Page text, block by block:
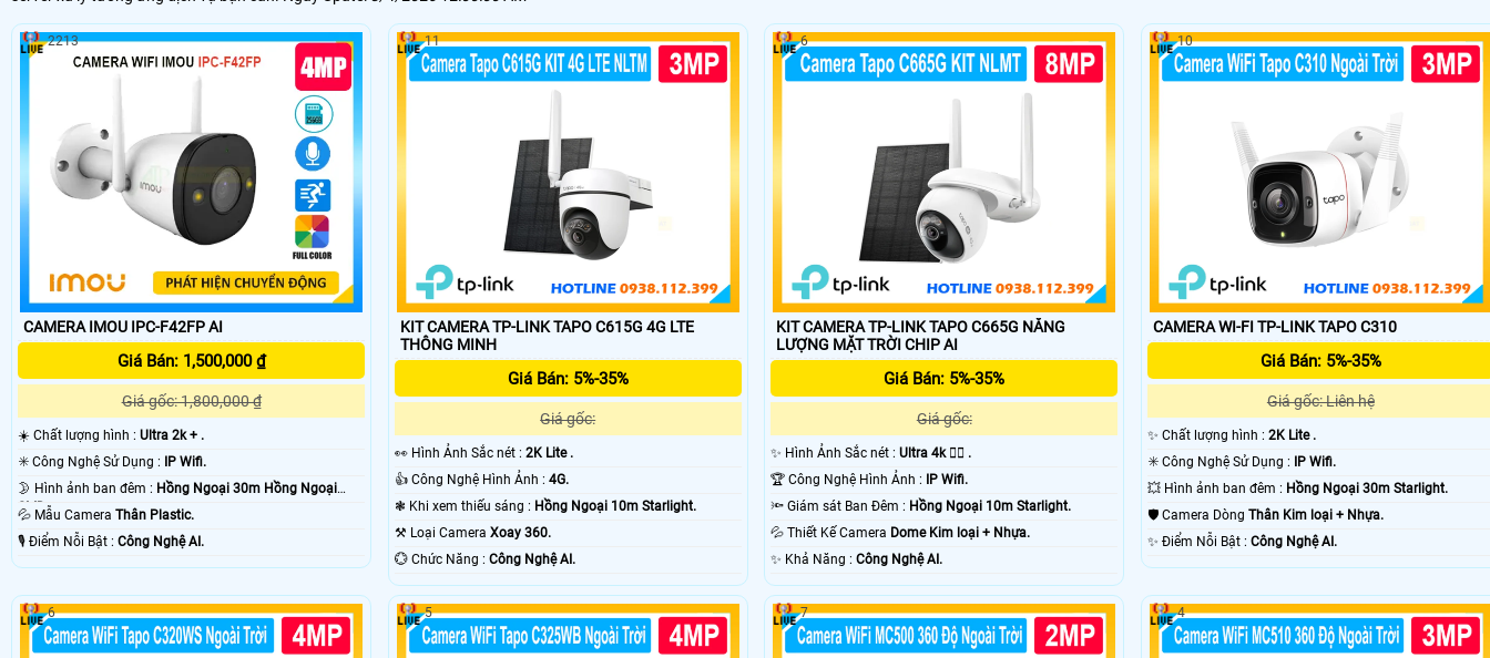
'
CAMERA IMOU IPC-F42FP AI
Giá Bán: 1,500,000 ₫
Giá gốc: 1,800,000 ₫
☀️ Chất lượng hình : Ultra 2k + .
✳️ Công Nghệ Sử Dụng : IP Wifi.
🌛 Hình ảnh ban đêm : Hồng Ngoại 30m Hồng Ngoại
SMD.💦 Mẫu Camera Thân Plastic.
️🎙 Điểm Nỗi Bật : Công Nghệ AI.
2213
KIT CAMERA TP-LINK TAPO C615G 4G LTE
THÔNG MINH
Giá Bán: 5%-35%
Giá gốc:
️👀 Hình Ảnh Sắc nét : 2K Lite .
👍 Công Nghệ Hình Ảnh : 4G.
❃ Khi xem thiếu sáng : Hồng Ngoại 10m Starlight.
⚒ Loại Camera Xoay 360.
️💮 Chức Năng : Công Nghệ AI.
11
KIT CAMERA TP-LINK TAPO C665G NĂNG
LƯỢNG MẶT TRỜI CHIP AI
Giá Bán: 5%-35%
Giá gốc:
✨ Hình Ảnh Sắc nét :Ultra 4k 👍🏾 .
🏆 Công Nghệ Hình Ảnh : IP Wifi.
🔦 Giám sát Ban Đêm : Hồng Ngoại 10m Starlight.
💦 Thiết Kế Camera Dome Kim loại + Nhựa.
️✨ Khả Năng :Công Nghệ AI.
6
CAMERA WI-FI TP-LINK TAPO C310
Giá Bán: 5%-35%
Giá gốc: Liên hệ
✨ Chất lượng hình : 2K Lite .
✳️ Công Nghệ Sử Dụng : IP Wifi.
💥 Hình ảnh ban đêm : Hồng Ngoại 30m Starlight.
🛡 Camera Dòng Thân Kim loại + Nhựa.
️✨ Điểm Nỗi Bật : Công Nghệ AI.
10
6 5 7 4